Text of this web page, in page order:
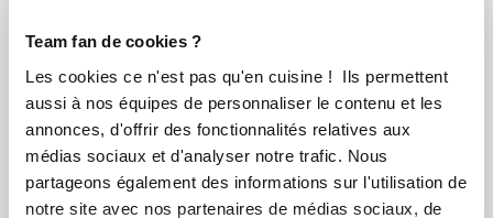
Team fan de cookies ?
Les cookies ce n'est pas qu'en cuisine ! Ils permettent
aussi à nos équipes de personnaliser le contenu et les
annonces, d'offrir des fonctionnalités relatives aux
médias sociaux et d'analyser notre trafic. Nous
partageons également des informations sur l'utilisation de
notre site avec nos partenaires de médias sociaux, de
valeried_8e52
Moelleux au chocolat